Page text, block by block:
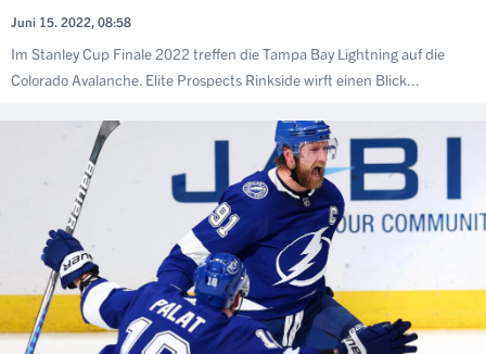
Juni 15. 2022, 08:58
Im Stanley Cup Finale 2022 treffen die Tampa Bay Lightning auf die
Colorado Avalanche. Elite Prospects Rinkside wirft einen Blick...